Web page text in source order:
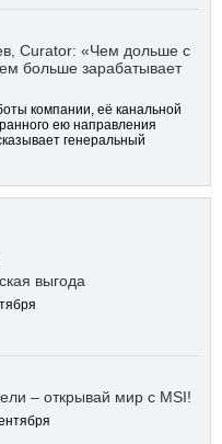
Curator: «Чем дольше с
больше зарабатывает
компании, её канальной
ею направления
генеральный
выгода
– открывай мир с MSI!